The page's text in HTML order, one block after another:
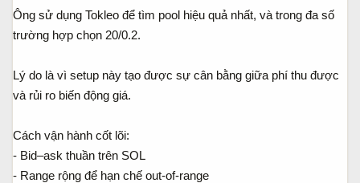
Ông sử dụng Tokleo để tìm pool hiệu quả nhất, và trong đa số
trường hợp chọn 20/0.2.
Lý do là vì setup này tạo được sự cân bằng giữa phí thu được
và rủi ro biến động giá.
Cách vận hành cốt lõi:
- Bid–ask thuần trên SOL
- Range rộng để hạn chế out-of-range